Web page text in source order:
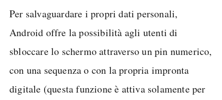
Per salvaguardare i propri dati personali,
Android offre la possibilità agli utenti di
sbloccare lo schermo attraverso un pin numerico,
con una sequenza o con la propria impronta
digitale (questa funzione è attiva solamente per